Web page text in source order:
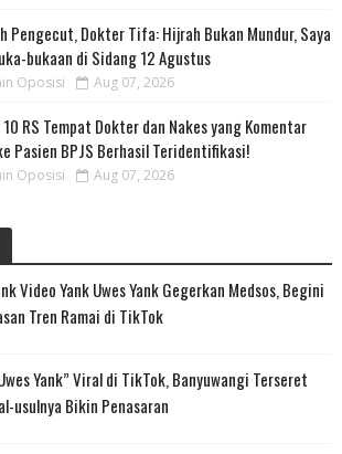
Pengecut, Dokter Tifa: Hijrah Bukan Mundur, Saya
bukaan di Sidang 12 Agustus
Oposisi Aug 07, 2026
RS Tempat Dokter dan Nakes yang Komentar
Pasien BPJS Berhasil Teridentifikasi!
Oposisi Aug 07, 2026
Video Yank Uwes Yank Gegerkan Medsos, Begini
Tren Ramai di TikTok
Yank” Viral di TikTok, Banyuwangi Terseret
usulnya Bikin Penasaran